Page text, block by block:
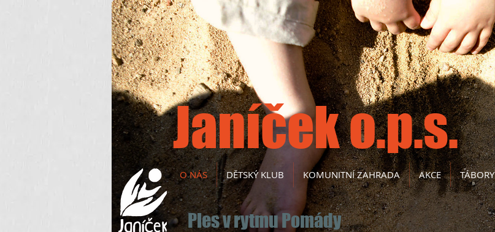
Janíček o.p.s.
O NÁS DĚTSKÝ KLUB KOMUNITNÍ ZAHRADA AKCE TÁBORY
Ples v rytmu Pomády